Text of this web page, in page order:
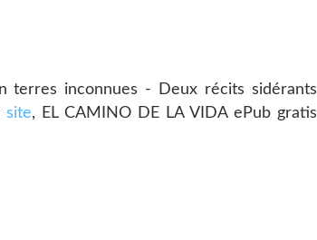
terres inconnues - Deux récits sidérants
site, EL CAMINO DE LA VIDA ePub gratis